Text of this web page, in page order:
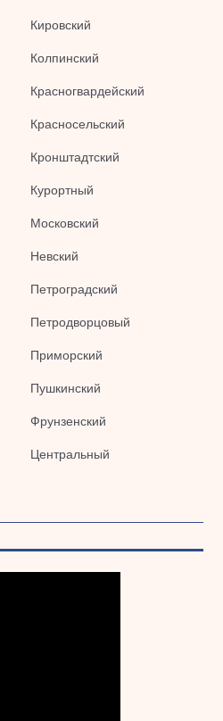
Кировский
Колпинский
Красногвардейский
Красносельский
Кронштадтский
Курортный
Московский
Невский
Петроградский
Петродворцовый
Приморский
Пушкинский
Фрунзенский
Центральный